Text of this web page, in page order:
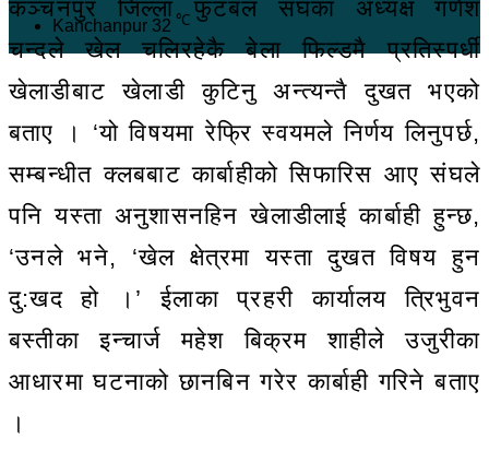
Kanchanpur 32 ℃
कञ्चनपुर जिल्ला फुटबल संघका अध्यक्ष गणेश
चन्दले खेल चलिरहेकै बेला फिल्डमै प्रतिस्पर्धी
खेलाडीबाट खेलाडी कुटिनु अन्त्यन्तै दुखत भएको
बताए । ‘यो विषयमा रेफ्रि स्वयमले निर्णय लिनुपर्छ,
सम्बन्धीत क्लबबाट कार्बाहीको सिफारिस आए संघले
पनि यस्ता अनुशासनहिन खेलाडीलाई कार्बाही हुन्छ,
‘उनले भने, ‘खेल क्षेत्रमा यस्ता दुखत विषय हुन
दु:खद हो ।’ ईलाका प्रहरी कार्यालय त्रिभुवन
बस्तीका इन्चार्ज महेश बिक्रम शाहीले उजुरीका
आधारमा घटनाको छानबिन गरेर कार्बाही गरिने बताए
।